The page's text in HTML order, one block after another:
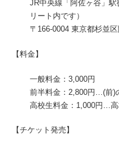
JR中央線「阿佐ヶ谷」
リート内です）
〒166-0004 東京都杉並
【料金】
一般料金：3,000円
前半料金：2,800円…(前)
高校生料金：1,000円…高
【チケット発売】